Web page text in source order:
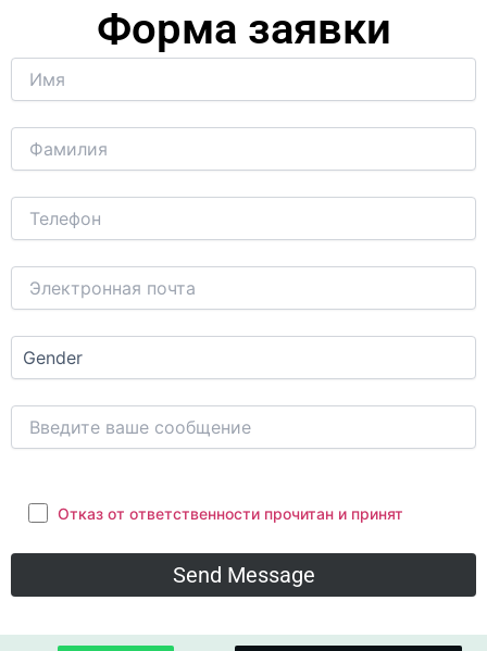
Форма заявки
Отказ от ответственности прочитан и принят